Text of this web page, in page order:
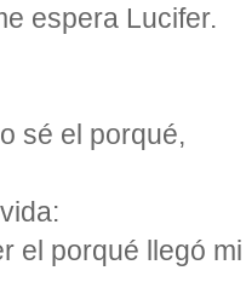
espera Lucifer.
sé el porqué,
el porqué llegó